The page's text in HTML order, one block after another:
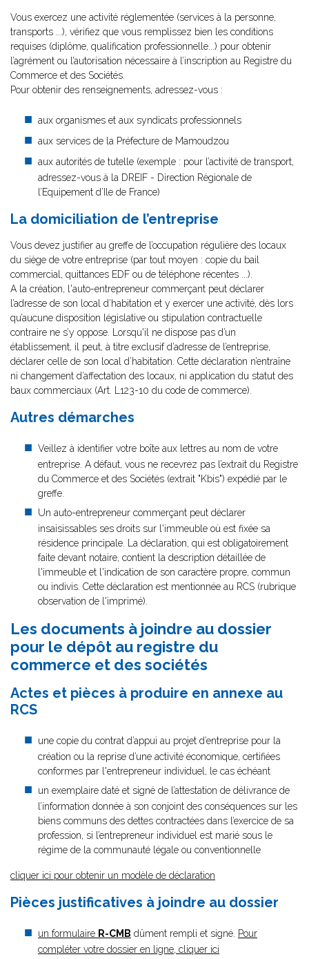
Vous exercez une activité réglementée (services à la personne,
transports ...), vérifiez que vous remplissez bien les conditions
requises (diplôme, qualification professionnelle...) pour obtenir
l’agrément ou l’autorisation nécessaire à l’inscription au Registre du
Commerce et des Sociétés.
Pour obtenir des renseignements, adressez-vous :
aux organismes et aux syndicats professionnels
aux services de la Préfecture de Mamoudzou
aux autorités de tutelle (exemple : pour l’activité de transport,
adressez-vous à la DREIF - Direction Régionale de
l’Equipement d’Ile de France)
La domiciliation de l’entreprise
Vous devez justifier au greffe de l’occupation régulière des locaux
du siège de votre entreprise (par tout moyen : copie du bail
commercial, quittances EDF ou de téléphone récentes ...).
A la création, l'auto-entrepreneur commerçant peut déclarer
l’adresse de son local d’habitation et y exercer une activité, dès lors
qu’aucune disposition législative ou stipulation contractuelle
contraire ne s’y oppose. Lorsqu'il ne dispose pas d’un
établissement, il peut, à titre exclusif d’adresse de l’entreprise,
déclarer celle de son local d’habitation. Cette déclaration n’entraîne
ni changement d’affectation des locaux, ni application du statut des
baux commerciaux (Art. L123-10 du code de commerce).
Autres démarches
Veillez à identifier votre boîte aux lettres au nom de votre
entreprise. A défaut, vous ne recevrez pas l’extrait du Registre
du Commerce et des Sociétés (extrait "Kbis") expédié par le
greffe.
Un auto-entrepreneur commerçant peut déclarer
insaisissables ses droits sur l'immeuble où est fixée sa
résidence principale. La déclaration, qui est obligatoirement
faite devant notaire, contient la description détaillée de
l'immeuble et l'indication de son caractère propre, commun
ou indivis. Cette déclaration est mentionnée au RCS (rubrique
observation de l'imprimé).
Les documents à joindre au dossier
pour le dépôt au registre du
commerce et des sociétés
Actes et pièces à produire en annexe au
RCS
une copie du contrat d’appui au projet d’entreprise pour la
création ou la reprise d’une activité économique, certifiées
conformes par l'entrepreneur individuel, le cas échéant
un exemplaire daté et signé de l’attestation de délivrance de
l’information donnée à son conjoint des conséquences sur les
biens communs des dettes contractées dans l’exercice de sa
profession, si l’entrepreneur individuel est marié sous le
régime de la communauté légale ou conventionnelle
cliquer ici pour obtenir un modèle de déclaration
Pièces justificatives à joindre au dossier
un formulaire R-CMB dûment rempli et signé. Pour
compléter votre dossier en ligne, cliquer ici